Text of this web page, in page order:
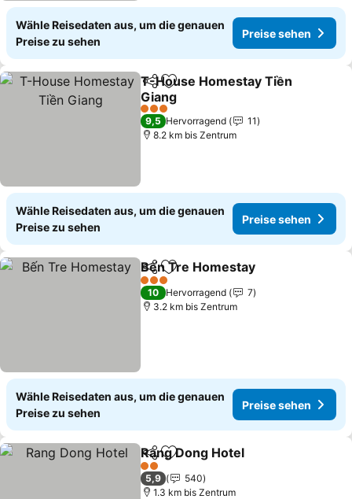
Wähle Reisedaten aus, um die genauen
Preise zu sehen
Preise sehen
TeilenZu Favoriten hinzufügen
T-House Homestay Tiền
Giang
Preise sehen
3 Sterne
9,5 Hervorragend
11
8.2 km bis Zentrum
Wähle Reisedaten aus, um die genauen
Preise zu sehen
Preise sehen
TeilenZu Favoriten hinzufügen
Bến Tre Homestay
3 Sterne
10 Hervorragend
7
3.2 km bis Zentrum
Wähle Reisedaten aus, um die genauen
Preise zu sehen
Preise sehen
TeilenZu Favoriten hinzufügen
Rang Dong Hotel
2 Sterne
5,9
540
1.3 km bis Zentrum